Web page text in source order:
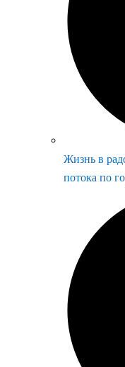
Жизнь в
потока по